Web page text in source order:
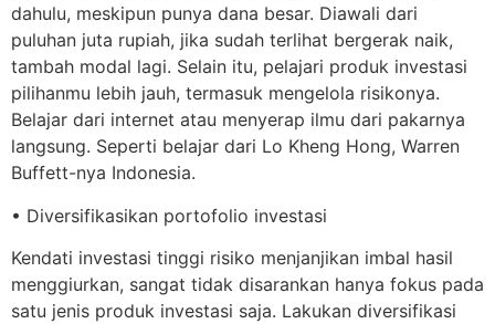
dahulu, meskipun punya dana besar. Diawali dari
puluhan juta rupiah, jika sudah terlihat bergerak naik,
tambah modal lagi. Selain itu, pelajari produk investasi
pilihanmu lebih jauh, termasuk mengelola risikonya.
Belajar dari internet atau menyerap ilmu dari pakarnya
langsung. Seperti belajar dari Lo Kheng Hong, Warren
Buffett-nya Indonesia.
• Diversifikasikan portofolio investasi
Kendati investasi tinggi risiko menjanjikan imbal hasil
menggiurkan, sangat tidak disarankan hanya fokus pada
satu jenis produk investasi saja. Lakukan diversifikasi